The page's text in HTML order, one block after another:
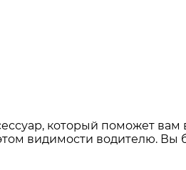
который поможет
видимости водителю. Вы